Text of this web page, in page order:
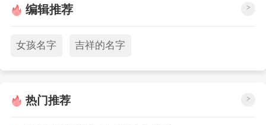
编辑推荐 >
女孩名字 吉祥的名字
热门推荐 >